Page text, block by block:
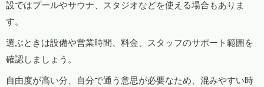
設ではプールやサウナ、スタジオなどを使える場合もありま
す。
選ぶときは設備や営業時間、料金、スタッフのサポート範囲を
確認しましょう。
自由度が高い分、自分で通う意思が必要なため、混みやすい時